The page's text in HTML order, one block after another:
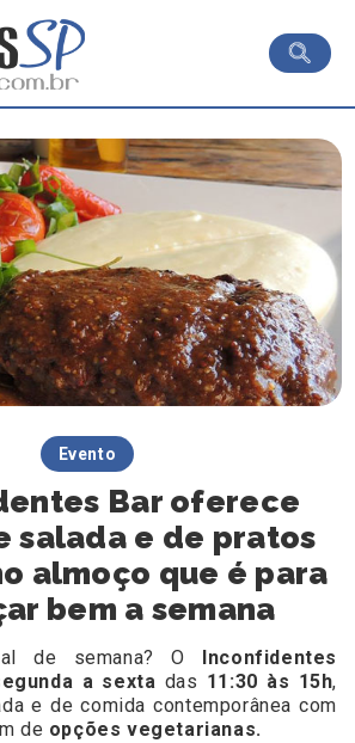
Evento
Bar oferece
salada e de pratos
almoço que é para
bem a semana
de semana? O
Inconfidentes
a sexta das 11:30 às 15h,
e de comida contemporânea com
de opções vegetarianas.